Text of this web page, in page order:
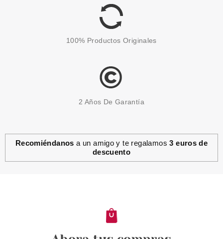
2.75€
SALLY HANSEN
2.11€
100% Productos Originales
2 Años De Garantía
Recomiéndanos a un amigo y te regalamos3 euros de
descuento